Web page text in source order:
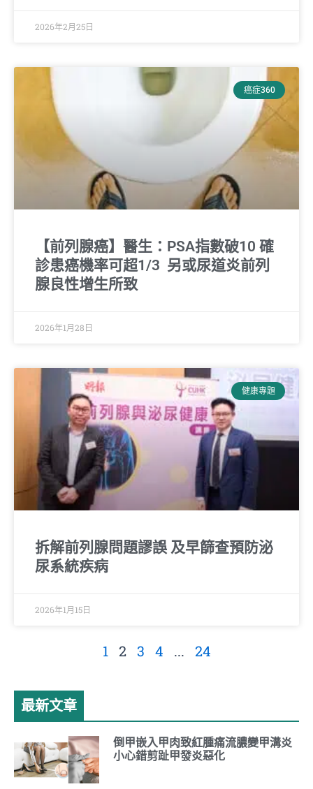
2026年2月25日
癌症360
【前列腺癌】醫生：PSA指數破10 確
診患癌機率可超1/3 另或尿道炎前列
腺良性增生所致
2026年1月28日
健康專題
拆解前列腺問題謬誤 及早篩查預防泌
尿系統疾病
2026年1月15日
1 2 3 4 ... 24
最新文章
倒甲嵌入甲肉致紅腫痛流膿變甲溝炎
小心錯剪趾甲發炎惡化